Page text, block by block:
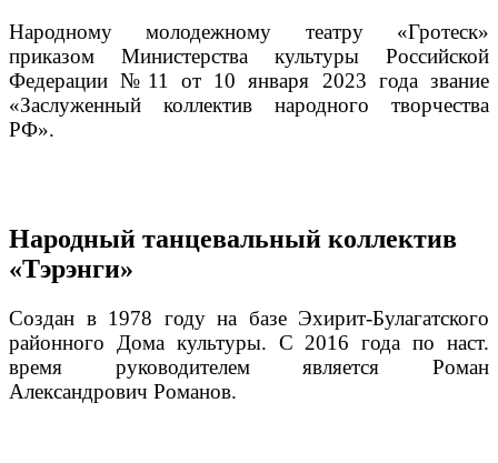
Народному молодежному театру «Гротеск»
приказом Министерства культуры Российской
Федерации №11 от 10 января 2023 года звание
«Заслуженный коллектив народного творчества
РФ».
Народный танцевальный коллектив
«Тэрэнги»
Создан в 1978 году на базе Эхирит-Булагатского
районного Дома культуры. С 2016 года по наст.
время руководителем является Роман
Александрович Романов.